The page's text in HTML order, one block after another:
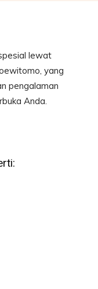
lewat
yang
pengalaman
Anda.